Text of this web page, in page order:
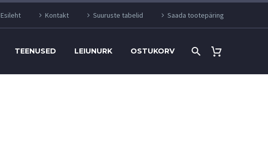
Esileht Kontakt Suuruste tabelid Saada tootepäring
TEENUSED LEIUNURK OSTUKORV